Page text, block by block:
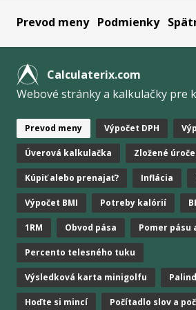
Prevod meny Podmienky
Calculaterix.com
Webové stránky a kalkulačky pre
Prevod meny Výpočet DPH
Úverová kalkulačka Zložené
Kúpiť alebo prenajať? Inflácia
Výpočet BMI Potreby kalórií
1RM Obvod pása Pomer pásu
Percento telesného tuku
Výsledková karta minigolfu
Hoďte si mincí Počítadlo slov a